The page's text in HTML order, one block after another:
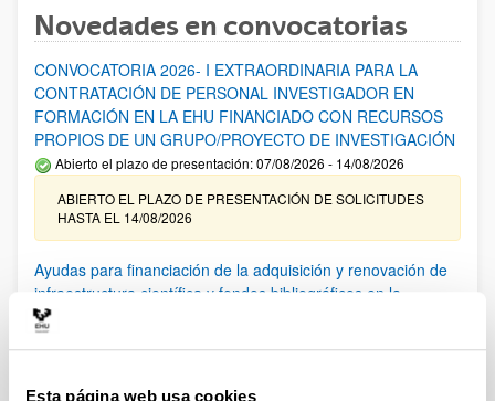
Esta página web usa cookies
Novedades en convocatorias
CONVOCATORIA 2026- I EXTRAORDINARIA PARA LA
CONTRATACIÓN DE PERSONAL INVESTIGADOR EN
FORMACIÓN EN LA EHU FINANCIADO CON RECURSOS
PROPIOS DE UN GRUPO/PROYECTO DE INVESTIGACIÓN
Abierto el plazo de presentación: 07/08/2026 - 14/08/2026
ABIERTO EL PLAZO DE PRESENTACIÓN DE SOLICITUDES
HASTA EL 14/08/2026
Ayudas para financiación de la adquisición y renovación de
infraestructura científica y fondos bibliográficos en la
UPV/EHU 2026
solicitudes admitidas y excluidas. 23/03/2026: Relación